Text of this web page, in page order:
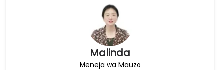
Malinda
Meneja wa Mauzo